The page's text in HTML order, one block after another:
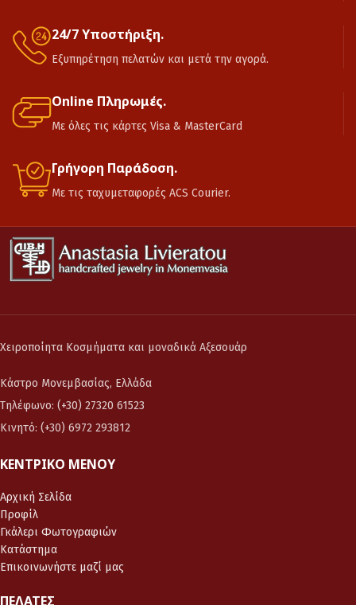
24/7 Υποστήριξη.
Εξυπηρέτηση πελατών και μετά την αγορά.
Online Πληρωμές.
Με όλες τις κάρτες Visa & MasterCard
Γρήγορη Παράδοση.
Με τις ταχυμεταφορές ACS Courier.
Χειροποίητα Κοσμήματα και μοναδικά Αξεσουάρ
Κάστρο Μονεμβασίας, Ελλάδα
Τηλέφωνο: (+30) 27320 61523
Κινητό: (+30) 6972 293812
ΚΕΝΤΡΙΚΌ ΜΕΝΟΎ
Αρχική Σελίδα
Προφίλ
Γκάλερι Φωτογραφιών
Κατάστημα
Επικοινωνήστε μαζί μας
ΠΕΛΆΤΕΣ